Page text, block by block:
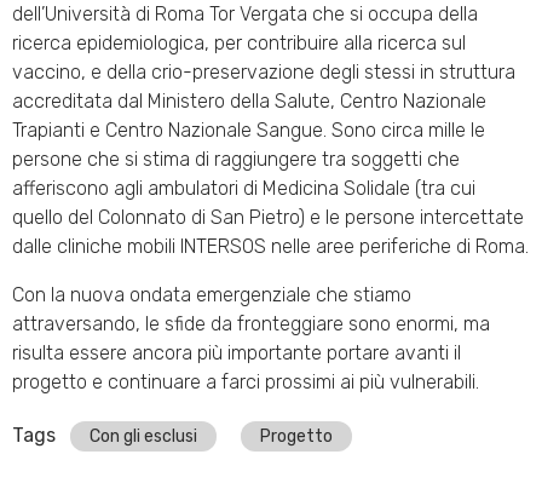
dell’Università di Roma Tor Vergata che si occupa della
ricerca epidemiologica, per contribuire alla ricerca sul
vaccino, e della crio-preservazione degli stessi in struttura
accreditata dal Ministero della Salute, Centro Nazionale
Trapianti e Centro Nazionale Sangue. Sono circa mille le
persone che si stima di raggiungere tra soggetti che
afferiscono agli ambulatori di Medicina Solidale (tra cui
quello del Colonnato di San Pietro) e le persone intercettate
dalle cliniche mobili INTERSOS nelle aree periferiche di Roma.
Con la nuova ondata emergenziale che stiamo
attraversando, le sfide da fronteggiare sono enormi, ma
risulta essere ancora più importante portare avanti il
progetto e continuare a farci prossimi ai più vulnerabili.
Tags Con gli esclusi Progetto